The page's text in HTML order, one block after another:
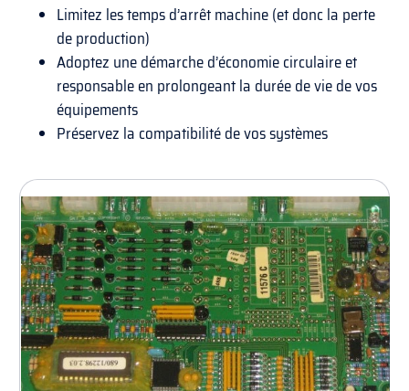
Limitez les temps d’arrêt machine (et donc la perte
de production)
Adoptez une démarche d’économie circulaire et
responsable en prolongeant la durée de vie de vos
équipements
Préservez la compatibilité de vos systèmes